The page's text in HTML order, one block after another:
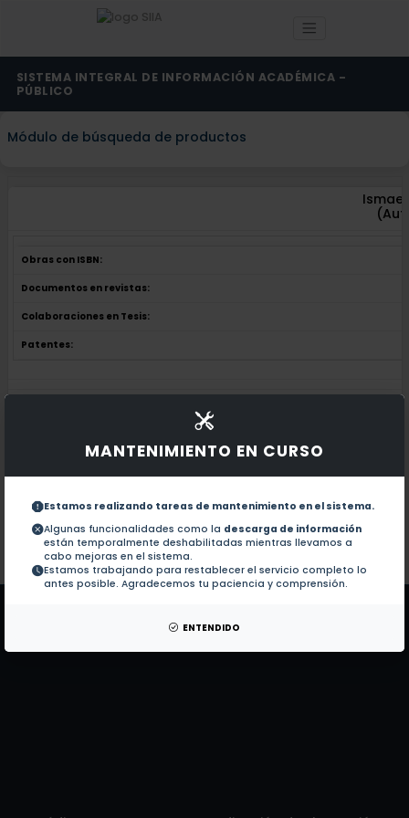
MANTENIMIENTO EN CURSO
Estamos realizando tareas de mantenimiento en el sistema.
Algunas funcionalidades como la descarga de información
están temporalmente deshabilitadas mientras llevamos a
cabo mejoras en el sistema.
Estamos trabajando para restablecer el servicio completo lo
antes posible. Agradecemos tu paciencia y comprensión.
ENTENDIDO
SISTEMA INTEGRAL DE INFORMACIÓN ACADÉMICA -
PÚBLICO
Módulo de búsqueda de productos
Obras con ISBN:
Documentos en revistas:
Colaboraciones en Tesis:
Patentes:
Colaboraciones en Tesis:
No hay tesis de este autor.
Patentes:
No hay patentes de este autor.